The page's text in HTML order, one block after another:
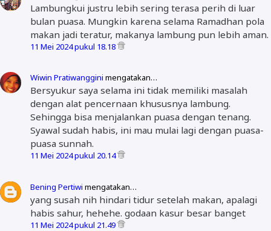
Lambungkui justru lebih sering terasa perih di luar
bulan puasa. Mungkin karena selama Ramadhan pola
makan jadi teratur, makanya lambung pun lebih aman.
11 Mei 2024 pukul 18.18
Wiwin Pratiwanggini mengatakan…
Bersyukur saya selama ini tidak memiliki masalah
dengan alat pencernaan khususnya lambung.
Sehingga bisa menjalankan puasa dengan tenang.
Syawal sudah habis, ini mau mulai lagi dengan puasa-
puasa sunnah.
11 Mei 2024 pukul 20.14
Bening Pertiwi mengatakan…
yang susah nih hindari tidur setelah makan, apalagi
habis sahur, hehehe. godaan kasur besar banget
11 Mei 2024 pukul 21.49